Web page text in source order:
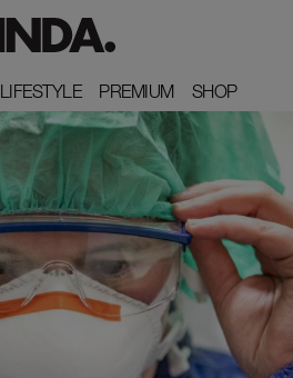
LIFESTYLE
LIFESTYLE PREMIUM
PREMIUM SHOP
SHOP